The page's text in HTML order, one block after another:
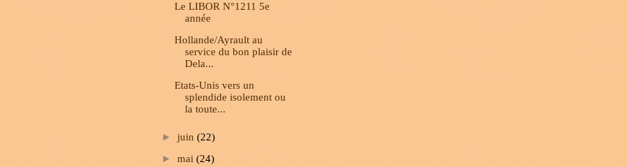
Le LIBOR N°1211 5e
année
Hollande/Ayrault au
service du bon plaisir de
Dela...
Etats-Unis vers un
splendide isolement ou
la toute...
► juin (22)
► mai (24)